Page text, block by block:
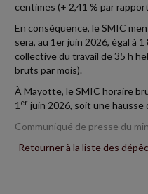
centimes (+ 2,41 % par
En conséquence, le SMIC
sera, au 1er juin 2026, égal à
collective du travail de 35 h
bruts par mois).
À Mayotte, le SMIC horaire
1 er juin 2026, soit une hausse
Communiqué de presse du
Retourner à la liste des